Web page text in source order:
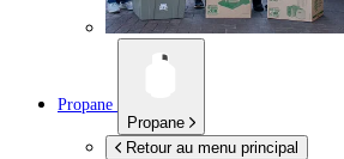
Propane
Propane
Retour au menu principal